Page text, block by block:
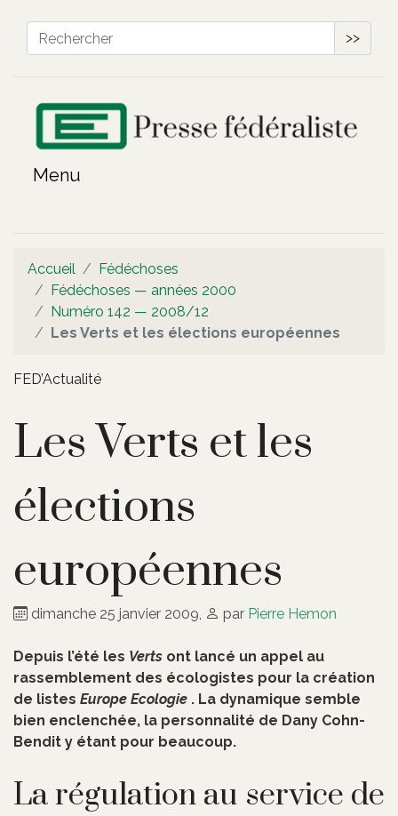
>>
Accueil
Fédéchoses
Fédéchoses — années 2000
Numéro 142 — 2008/12
Les Verts et les élections européennes
FED’Actualité
Les Verts et les
élections
européennes
dimanche 25 janvier 2009 par Pierre Hemon
Depuis l’été les Verts ont lancé un appel au
rassemblement des écologistes pour la création
de listes Europe Ecologie . La dynamique semble
bien enclenchée, la personnalité de Dany Cohn-
Bendit y étant pour beaucoup.
La régulation au service de